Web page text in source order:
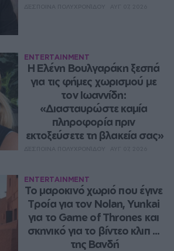
ENTERTAINMENT
Η Ελένη Βουλγαράκη ξεσπά
για τις φήμες χωρισμού με
τον Ιωαννίδη:
«Διασταυρώστε καμία
πληροφορία πριν
εκτοξεύσετε τη βλακεία σας»
ENTERTAINMENT
Το μαροκινό χωριό που έγινε
Τροία για τον Nolan, Yunkai
για το Game of Thrones και
σκηνικό για το βίντεο κλιπ ...
της Βανδή